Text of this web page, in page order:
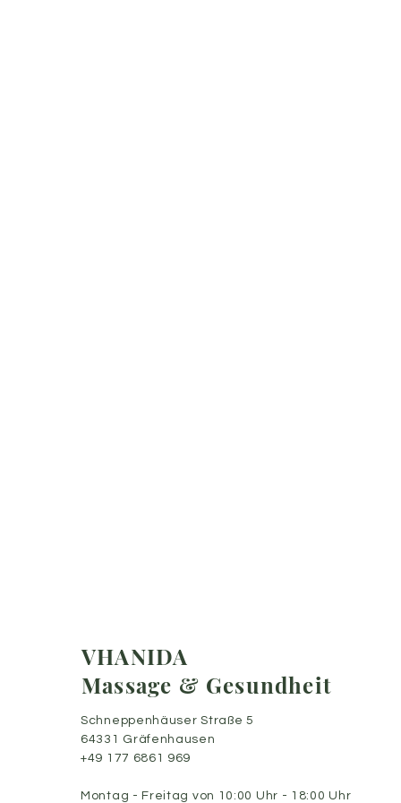
VHANIDA
Massage & Gesundheit
Schneppenhäuser Straße 5
64331 Gräfenhausen
+49 177 6861 969
Montag - Freitag von 10:00 Uhr - 18:00 Uhr